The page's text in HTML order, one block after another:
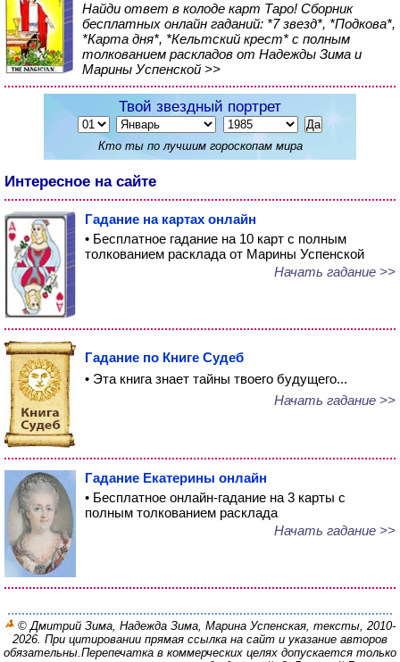
Найди ответ в колоде карт Таро! Сборник
бесплатных онлайн гаданий: *7 звезд*, *Подкова*,
*Карта дня*, *Кельтский крест* с полным
толкованием раскладов от Надежды Зима и
Марины Успенской >>
Твой звездный портрет
Кто ты по лучшим гороскопам мира
Интересное на сайте
Гадание на картах онлайн
• Бесплатное гадание на 10 карт с полным
толкованием расклада от Марины Успенской
Начать гадание >>
Гадание по Книге Судеб
• Эта книга знает тайны твоего будущего...
Начать гадание >>
Гадание Екатерины онлайн
• Бесплатное онлайн-гадание на 3 карты с
полным толкованием расклада
Начать гадание >>
© Дмитрий Зима, Надежда Зима, Марина Успенская, тексты, 2010-
2026. При цитировании прямая ссылка на сайт и указание авторов
обязательны.Перепечатка в коммерческих целях допускается только